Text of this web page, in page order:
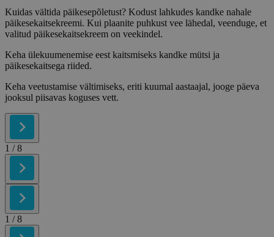
Kuidas vältida päikesepõletust? Kodust lahkudes kandke nahale
päikesekaitsekreemi. Kui plaanite puhkust vee lähedal, veenduge, et
valitud päikesekaitsekreem on veekindel.
Keha ülekuumenemise eest kaitsmiseks kandke mütsi ja
päikesekaitsega riided.
Keha veetustamise vältimiseks, eriti kuumal aastaajal, jooge päeva
jooksul piisavas koguses vett.
1 / 8
1 / 8